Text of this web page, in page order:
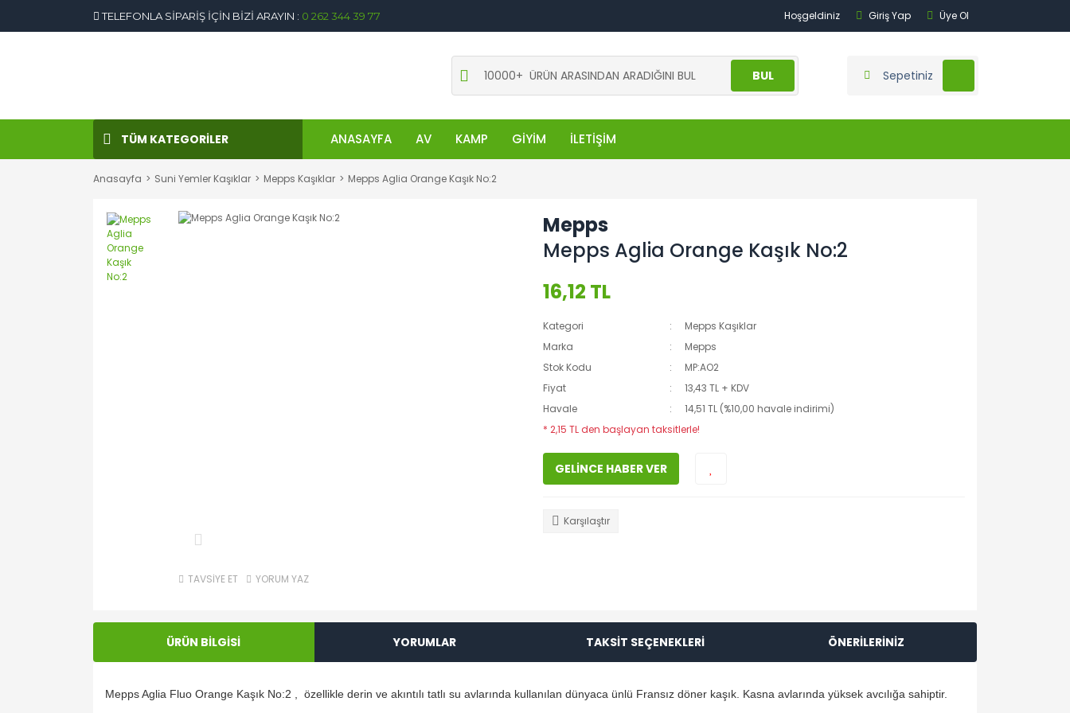
TELEFONLA SİPARİŞ İÇİN BİZİ ARAYIN : 0 262 344 39 77 Hoşgeldiniz Giriş Yap Üye Ol
BUL Sepetiniz
TÜM KATEGORİLER ANASAYFA AV KAMP GİYİM İLETİŞİM
Anasayfa Suni Yemler Kaşıklar Mepps Kaşıklar Mepps Aglia Orange Kaşık No:2
TAVSİYE ET YORUM YAZ
Mepps
Mepps Aglia Orange Kaşık No:2
16,12 TL
Kategori
Mepps Kaşıklar
Marka
Mepps
Stok Kodu
MP:AO2
Fiyat
13,43 TL + KDV
Havale
14,51 TL (%10,00 havale indirimi)
* 2,15 TL den başlayan taksitlerle!
GELİNCE HABER VER
Karşılaştır
ÜRÜN BİLGİSİ YORUMLAR TAKSİT SEÇENEKLERİ ÖNERİLERİNİZ
Mepps Aglia Fluo Orange Kaşık No:2 , özellikle derin ve akıntılı tatlı su avlarında kullanılan dünyaca ünlü Fransız döner kaşık. Kasna avlarında yüksek avcılığa sahiptir.